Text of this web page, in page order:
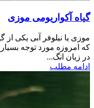
گیاه آکواریومی موزی
موزی یا نیلوفر آبی یکی از
که امروزه مورد توجه
در زبان انگ...
ادامه مطلب